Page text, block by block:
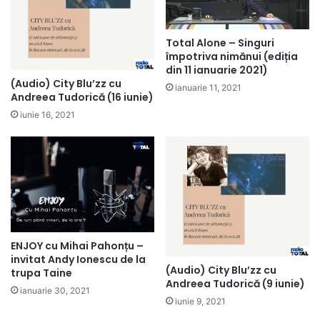
(Audio) City Blu’zz cu
Andreea Tudorică (16 iunie)
iunie 16, 2021
Total Alone – Singuri
împotriva nimănui (ediția
din 11 ianuarie 2021)
ianuarie 11, 2021
ENJOY cu Mihai Pahonțu –
invitat Andy Ionescu de la
trupa Taine
ianuarie 30, 2021
(Audio) City Blu’zz cu
Andreea Tudorică (9 iunie)
iunie 9, 2021